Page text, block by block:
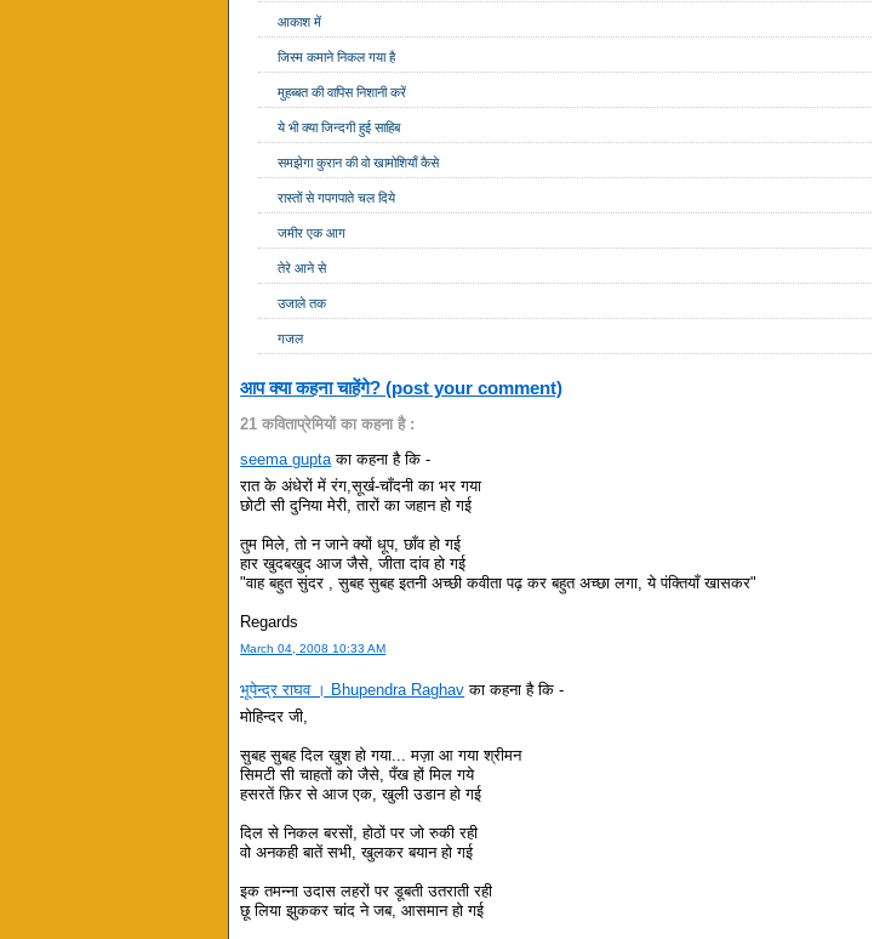
आकाश में
जिस्म कमाने निकल गया है
मुहब्बत की वापिस निशानी करें
ये भी क्या जिन्दगी हुई साहिब
समझेगा कुरान की वो खामोशियाँ कैसे
रास्तों से गपगपाते चल दिये
जमीर एक आग
तेरे आने से
उजाले तक
गजल
आप क्या कहना चाहेंगे? (post your comment)
21 कविताप्रेमियों का कहना है :
seema gupta का कहना है कि -
रात के अंधेरों में रंग,सूर्ख-चाँदनी का भर गया
छोटी सी दुनिया मेरी, तारों का जहान हो गई
तुम मिले, तो न जाने क्यों धूप, छाँव हो गई
हार खुदबखुद आज जैसे, जीता दांव हो गई
"वाह बहुत सुंदर , सुबह सुबह इतनी अच्छी कवीता पढ़ कर बहुत अच्छा लगा, ये पंक्तियाँ खासकर"
Regards
March 04, 2008 10:33 AM
भूपेन्द्र राघव । Bhupendra Raghav का कहना है कि -
मोहिन्दर जी,
सुबह सुबह दिल खुश हो गया... मज़ा आ गया श्रीमन
सिमटी सी चाहतों को जैसे, पँख हों मिल गये
हसरतें फ़िर से आज एक, खुली उडान हो गई
दिल से निकल बरसों, होठों पर जो रुकी रही
वो अनकही बातें सभी, खुलकर बयान हो गई
इक तमन्ना उदास लहरों पर डूबती उतराती रही
छू लिया झुककर चांद ने जब, आसमान हो गई